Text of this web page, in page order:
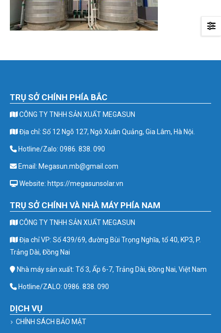
TRỤ SỞ CHÍNH PHÍA BẮC
CÔNG TY TNHH SẢN XUẤT MEGASUN
Địa chỉ: Số 12 Ngõ 127, Ngô Xuân Quảng, Gia Lâm, Hà Nội.
Hotline/Zalo: 0986. 838. 090
Email: Megasun.mb@gmail.com
Website: https://megasunsolar.vn
TRỤ SỞ CHÍNH VÀ NHÀ MÁY PHÍA NAM
CÔNG TY TNHH SẢN XUẤT MEGASUN
Địa chỉ VP: Số 439/69, đường Bùi Trọng Nghĩa, tổ 40, KP3, P.
Trảng Dài, Đồng Nai
Nhà máy sản xuất: Tổ 3, Ấp 6-7, Trảng Dài, Đồng Nai, Việt Nam
Hotline/ZALO: 0986. 838. 090
DỊCH VỤ
CHÍNH SÁCH BẢO MẬT